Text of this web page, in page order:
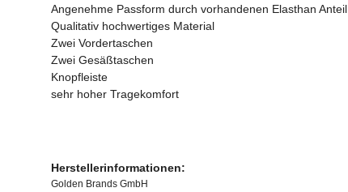
Angenehme Passform durch vorhandenen Elasthan Anteil
Qualitativ hochwertiges Material
Zwei Vordertaschen
Zwei Gesäßtaschen
Knopfleiste
sehr hoher Tragekomfort
Herstellerinformationen:
Golden Brands GmbH